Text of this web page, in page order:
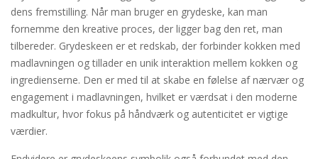
dens fremstilling. Når man bruger en grydeske, kan man
fornemme den kreative proces, der ligger bag den ret, man
tilbereder. Grydeskeen er et redskab, der forbinder kokken med
madlavningen og tillader en unik interaktion mellem kokken og
ingredienserne. Den er med til at skabe en følelse af nærvær og
engagement i madlavningen, hvilket er værdsat i den moderne
madkultur, hvor fokus på håndværk og autenticitet er vigtige
værdier.